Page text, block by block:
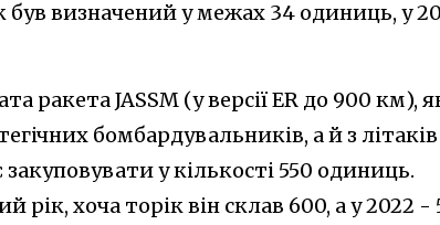
визначений у межах 34 одиниць, у
ракета JASSM (у версії ER до 900 км),
бомбардувальників, а й з літаків
у кількості 550 одиниць.
рік, хоча торік він склав 600, а у 2022 -